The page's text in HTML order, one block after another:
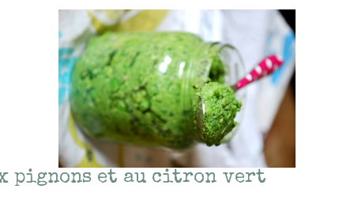
pignons et au citron vert